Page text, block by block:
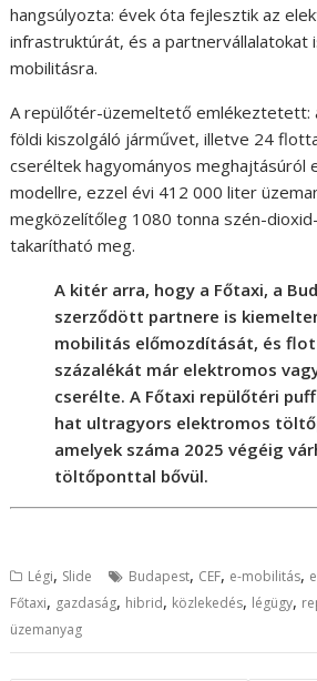
hangsúlyozta: évek óta fejlesztik az
infrastruktúrát, és a partnervállalatokat
mobilitásra.
A repülőtér-üzemeltető emlékeztetett:
földi kiszolgáló járművet, illetve 24
cseréltek hagyományos meghajtásúról
modellre, ezzel évi 412 000 liter
megközelítőleg 1080 tonna szén-
takarítható meg.
A kitér arra, hogy a Főtaxi, a
szerződött partnere is
mobilitás előmozdítását, és
százalékát már elektromos
cserélte. A Főtaxi repülőtéri
hat ultragyors elektromos
amelyek száma 2025 végéig
töltőponttal bővül.
Légi, Slide Budapest, CEF, e-mobilitás,
Főtaxi, gazdaság, hibrid, közlekedés, légügy,
üzemanyag